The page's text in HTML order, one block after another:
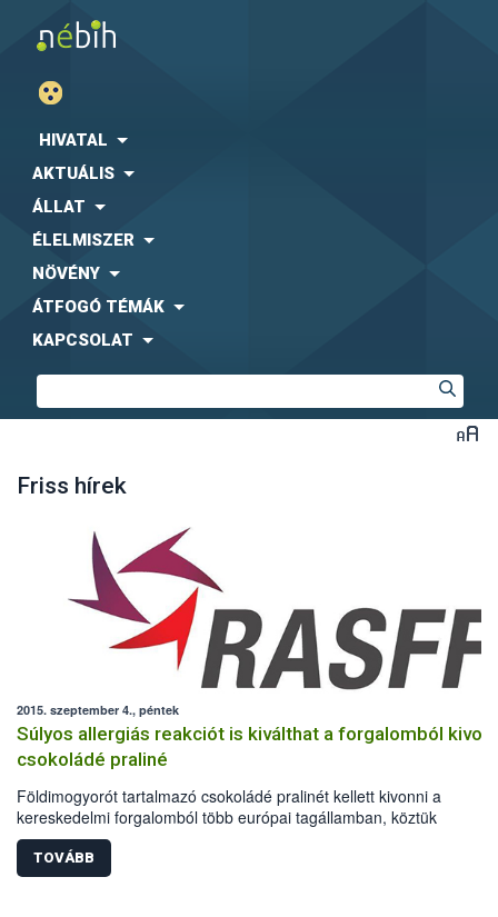
HIVATAL
AKTUÁLIS
ÁLLAT
ÉLELMISZER
NÖVÉNY
ÁTFOGÓ TÉMÁK
KAPCSOLAT
Friss hírek
2015. szeptember 4., péntek
Súlyos allergiás reakciót is kiválthat a forgalomból kivont
csokoládé praliné
Földimogyorót tartalmazó csokoládé pralinét kellett kivonni a
kereskedelmi forgalomból több európai tagállamban, köztük
Magyarországon is. A riasztás szeptember 3-án este érkezett az
Európai Unió élelmiszer- és takarmánybiztonsági riasztási
(RASFF).
TOVÁBB